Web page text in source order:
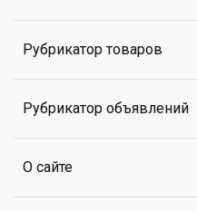
Рубрикатор товаров
Рубрикатор объявлений
О сайте